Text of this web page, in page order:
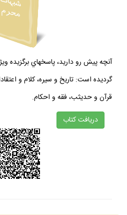
گرديده است: تاريخ و سيره، كلام و
قرآن و حديثب، فقه و احكام.
دريافت كتاب